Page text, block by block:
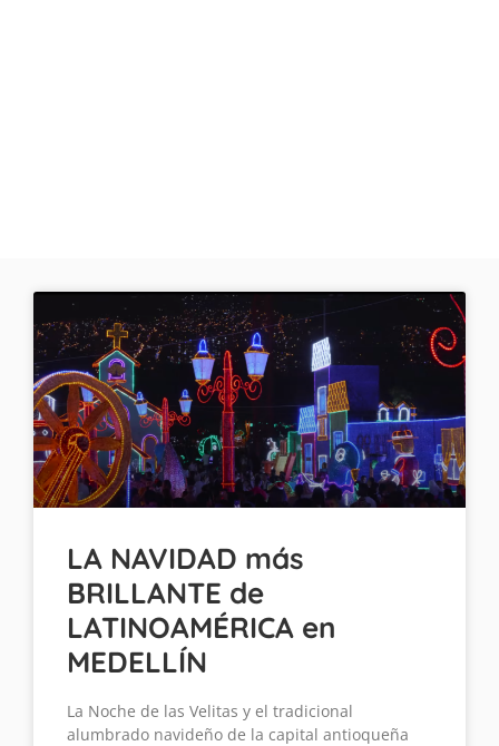
LA NAVIDAD más
BRILLANTE de
LATINOAMÉRICA en
MEDELLÍN
La Noche de las Velitas y el tradicional
alumbrado navideño de la capital antioqueña